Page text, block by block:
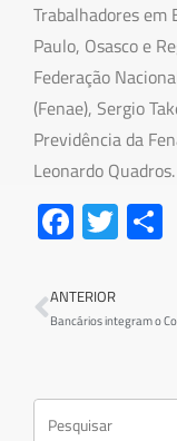
Trabalhadores em
Paulo, Osasco e
Federação
(Fenae), Sergio
Previdência da
Leonardo Quadros.
Fa
ce
b
o
T
wi
er
ANTERIOR